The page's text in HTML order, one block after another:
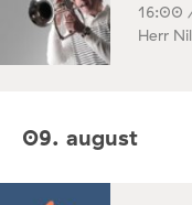
16:00
Herr
09. august